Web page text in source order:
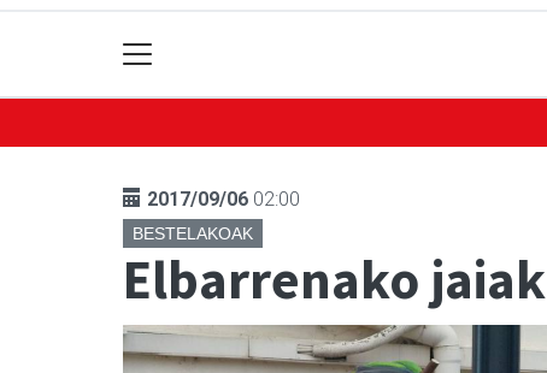
2017/09/06 02:00
BESTELAKOAK
Elbarrenako jaiak